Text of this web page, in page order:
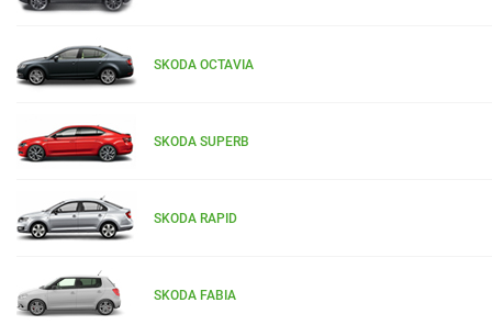
SKODA OCTAVIA
SKODA SUPERB
SKODA RAPID
SKODA FABIA